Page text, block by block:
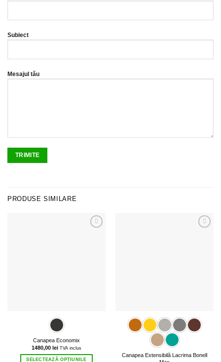
Subiect
Mesajul tău
PRODUSE SIMILARE
Canapea Economix
1480,00 lei TVA inclus
SELECTEAZĂ OPȚIUNILE
Canapea Extensibilă Lacrima Bonell